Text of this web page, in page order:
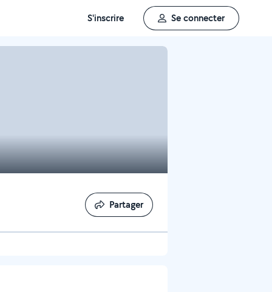
S'inscrire Se connecter
Partager
Partager